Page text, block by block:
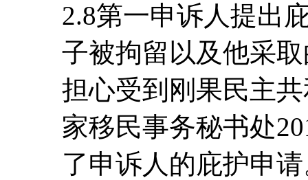
2.8第一申诉人提出
子被拘留以及他采
担心受到刚果民主
家移民事务秘书处
了申诉人的庇护申